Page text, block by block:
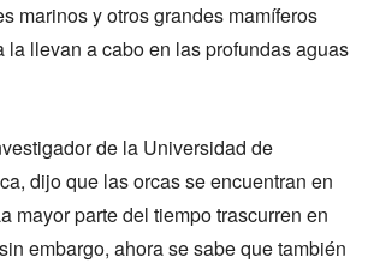
marinos y otros grandes mamíferos
la llevan a cabo en las profundas aguas
de la Universidad de
dijo que las orcas se encuentran en
mayor parte del tiempo trascurren en
embargo, ahora se sabe que también